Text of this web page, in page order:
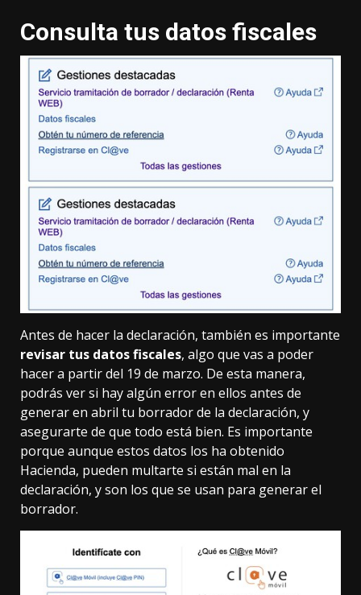
Consulta tus datos fiscales
Antes de hacer la declaración, también es importante
revisar tus datos fiscales, algo que vas a poder
hacer a partir del 19 de marzo. De esta manera,
podrás ver si hay algún error en ellos antes de
generar en abril tu borrador de la declaración, y
asegurarte de que todo está bien. Es importante
porque aunque estos datos los ha obtenido
Hacienda, pueden multarte si están mal en la
declaración, y son los que se usan para generar el
borrador.